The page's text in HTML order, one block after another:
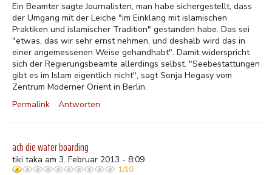
Ein Beamter sagte Journalisten, man habe sichergestellt, dass
der Umgang mit der Leiche "im Einklang mit islamischen
Praktiken und islamischer Tradition" gestanden habe. Das sei
"etwas, das wir sehr ernst nehmen, und deshalb wird das in
einer angemessenen Weise gehandhabt". Damit widerspricht
sich der Regierungsbeamte allerdings selbst. "Seebestattungen
gibt es im Islam eigentlich nicht", sagt Sonja Hegasy vom
Zentrum Moderner Orient in Berlin.
Permalink
Antworten
ach die water boarding
tiki taka am 3. Februar 2013 - 8:09
1/10